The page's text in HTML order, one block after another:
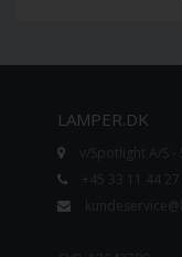
LAMPER.DK